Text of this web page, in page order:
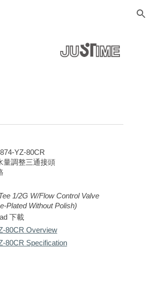
YZ-80CR
量調整三通接頭
1/2G W/Flow Control Valve
Plated Without Polish)
下載
80CR Overview
80CR Specification